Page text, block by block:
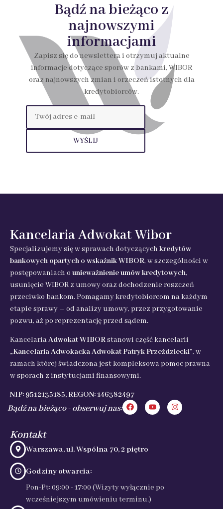
Bądź na bieżąco z
najnowszymi
informacjami
Zapisz się do newslettera i otrzymuj aktualne
informacje dotyczące sporów z bankami, WIBOR
oraz najnowszych zmian i orzeczeń istotnych dla
kredytobiorców.
Kancelaria Adwokat Wibor
Specjalizujemy się w sprawach dotyczących kredytów
bankowych opartych o wskaźnik WIBOR, w szczególności w
postępowaniach o unieważnienie umów kredytowych,
usunięcie WIBOR z umowy oraz dochodzenie roszczeń
przeciwko bankom. Pomagamy kredytobiorcom na każdym
etapie sprawy – od analizy umowy, przez przygotowanie
pozwu, aż po reprezentację przed sądem.
KancelariaAdwokat WIBORstanowi część kancelarii
„Kancelaria Adwokacka Adwokat Patryk Przeździecki”, w
ramach której świadczona jest kompleksowa pomoc prawna
w sporach z instytucjami finansowymi.
NIP: 9512135185, REGON: 146382497
Bądź na bieżąco - obserwuj nas:
Kontakt
Warszawa, ul. Wspólna 70, 2 piętro
Godziny otwarcia:
Pon-Pt: 09:00 - 17:00 (Wizyty wyłącznie po
wcześniejszym umówieniu terminu.)